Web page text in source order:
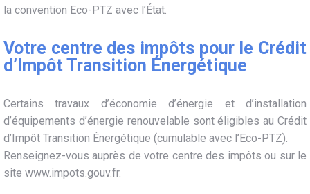
la convention Eco-PTZ avec l’État.
Votre centre des impôts pour le Crédit
d’Impôt Transition Énergétique
Certains travaux d’économie d’énergie et d’installation
d’équipements d’énergie renouvelable sont éligibles au Crédit
d’Impôt Transition Énergétique (cumulable avec l’Eco-PTZ).
Renseignez-vous auprès de votre centre des impôts ou sur le
site www.impots.gouv.fr.